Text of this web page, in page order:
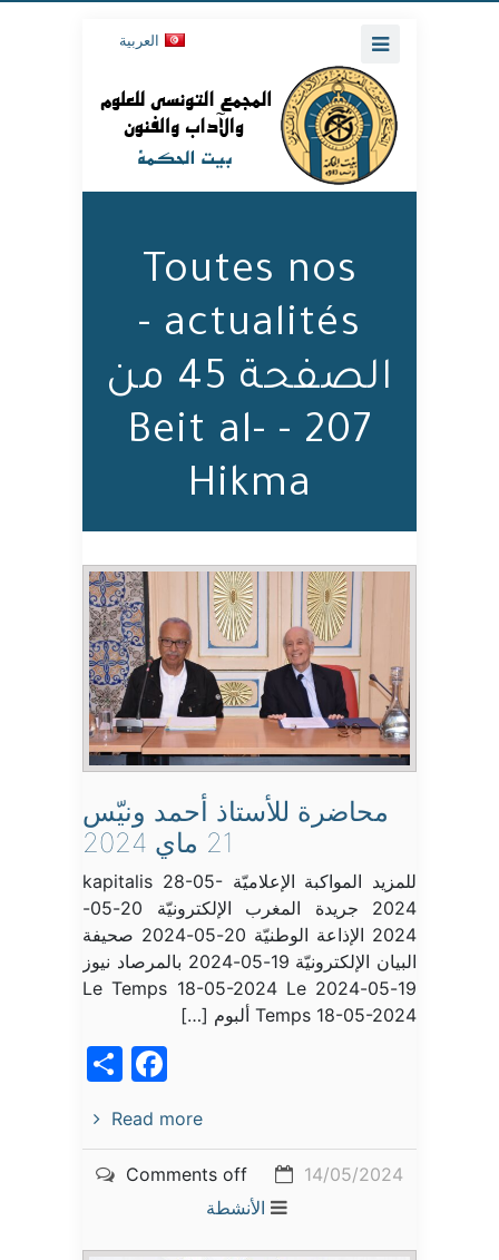
العربية
Toutes nos
actualités -
الصفحة 45 من
207 - Beit al-
Hikma
محاضرة للأستاذ أحمد ونيّس
21 ماي 2024
للمزيد المواكبة الإعلاميّة kapitalis 28-05-
2024 جريدة المغرب الإلكترونيّة 20-05-
2024 الإذاعة الوطنيّة 20-05-2024 صحيفة
البيان الإلكترونيّة 19-05-2024 بالمرصاد نيوز
19-05-2024 Le Temps 18-05-2024 Le
Temps 18-05-2024 ألبوم […]
Read more
14/05/2024
Comments off
الأنشطة